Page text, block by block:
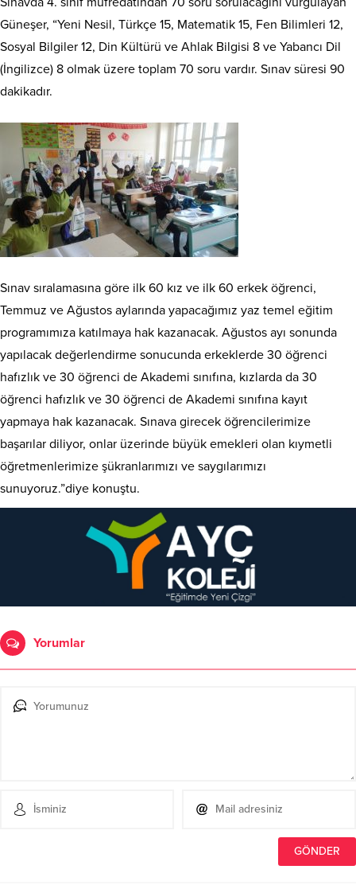
Güneşer, “Yeni Nesil, Türkçe 15, Matematik 15, Fen Bilimleri 12,
Sosyal Bilgiler 12, Din Kültürü ve Ahlak Bilgisi 8 ve Yabancı Dil
(İngilizce) 8 olmak üzere toplam 70 soru vardır. Sınav süresi 90
dakikadır.
Sınav sıralamasına göre ilk 60 kız ve ilk 60 erkek öğrenci,
Temmuz ve Ağustos aylarında yapacağımız yaz temel eğitim
programımıza katılmaya hak kazanacak. Ağustos ayı sonunda
yapılacak değerlendirme sonucunda erkeklerde 30 öğrenci
hafızlık ve 30 öğrenci de Akademi sınıfına, kızlarda da 30
öğrenci hafızlık ve 30 öğrenci de Akademi sınıfına kayıt
yapmaya hak kazanacak. Sınava girecek öğrencilerimize
başarılar diliyor, onlar üzerinde büyük emekleri olan kıymetli
öğretmenlerimize şükranlarımızı ve saygılarımızı
sunuyoruz.”diye konuştu.
Yorumlar